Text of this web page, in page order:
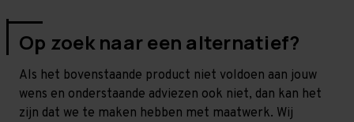
Op zoek naar een alternatief?
Als het bovenstaande product niet voldoen aan jouw
wens en onderstaande adviezen ook niet, dan kan het
zijn dat we te maken hebben met maatwerk. Wij